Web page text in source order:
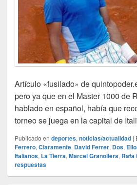
Artículo «fusilado» de
pero ya que en el Master 1000 de
hablado en español, había que
torneo se juega en la capital de
Publicado en deportes, noticias/actualidad |
Ferrero, Claramente, David Ferrer, Dos,
Italianos, La Tierra, Marcel Granollers, Rafa
respuestas